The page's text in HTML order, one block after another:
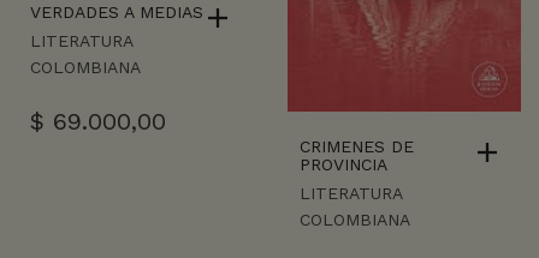
VERDADES A MEDIAS
LITERATURA
COLOMBIANA
$ 69.000,00
CRIMENES DE
PROVINCIA
LITERATURA
COLOMBIANA